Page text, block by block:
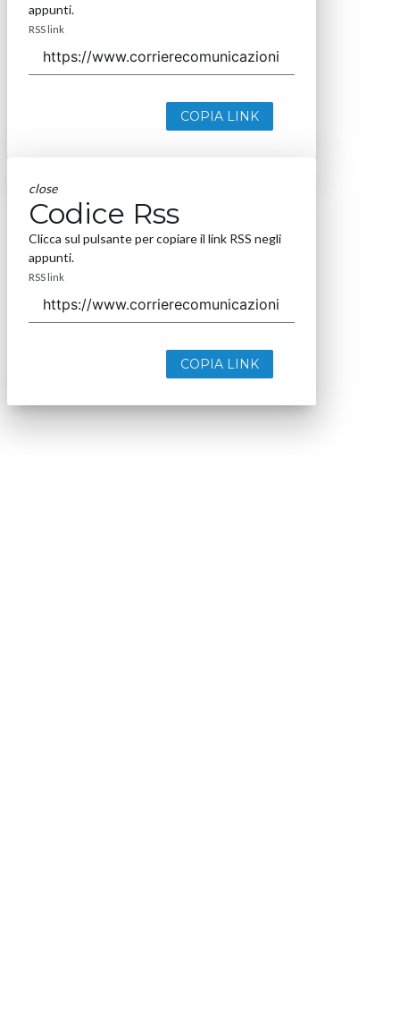
appunti.
RSS link
COPIA LINK
close
Codice Rss
Clicca sul pulsante per copiare il link RSS negli
appunti.
RSS link
COPIA LINK